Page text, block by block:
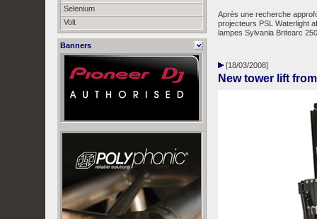
Selenium
Volt
Banners
Après une recherche
projecteurs PSL Waterlight
lampes Sylvania Britearc
[18/03/2008]
New tower lift